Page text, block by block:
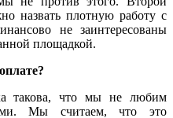
назвать плотную работу с
не заинтересованы
площадкой.
такова, что мы не любим
Мы считаем, что это